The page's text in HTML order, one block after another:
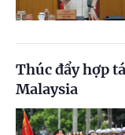
Thúc đẩy hợp
Malaysia